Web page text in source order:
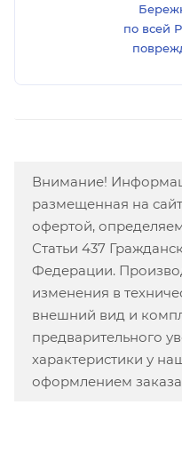
по всей
Внимание!
размещенная на
офертой,
Статьи 437
Федерации.
изменения в
внешний вид и
предварительного
характеристики у
оформлением